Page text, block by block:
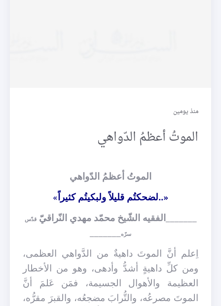
منذ يومين
الموتُ أعظمُ الدّواهي
الموتُ أعظمُ الدّواهي
«..لضحكتُم قليلاً ولبكيتُم كثيراً»
_______الفقيه الشّيخ محمّد مهدي النّراقيّقدّس
سرّه
اِعلم أنَّ الموتَ داهيةٌ من الدَّواهي العظمى،
ومن كلِّ داهيةٍ أشدُّ وأدهى، وهو من الأخطار
العظيمة والأهوال الجسيمة، فمَن عَلمَ أنَّ
الموتَ مصرعُه، والتُّرابَ مضجعُه، والقبرَ مقرُّه،